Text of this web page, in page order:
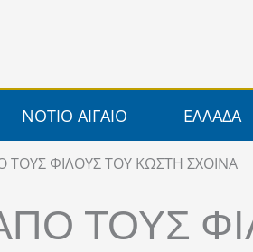
ΝΟΤΙΟ ΑΙΓΑΙΟ ΕΛΛΑΔΑ
ΦΙΛΟΥΣ ΤΟΥ ΚΩΣΤΗ ΣΧΟΙΝΑ
ΤΟΥΣ